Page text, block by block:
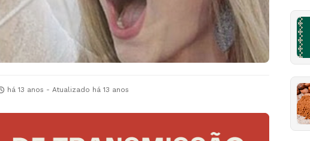
há 13 anos - Atualizado há 13 anos